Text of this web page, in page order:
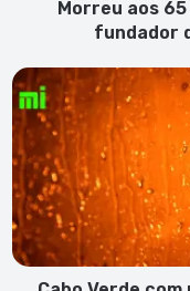
do
zouk
Morreu aos
fundador
Cabo
Verde
com
possibilidade
de
ocorrência
de
chuviscos